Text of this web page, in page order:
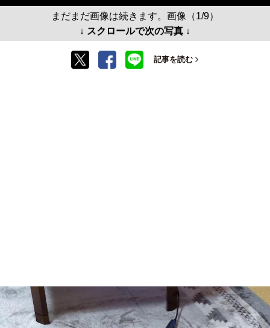
まだまだ画像は続きます。画像（1/9）
↓ スクロールで次の写真 ↓
記事を読む